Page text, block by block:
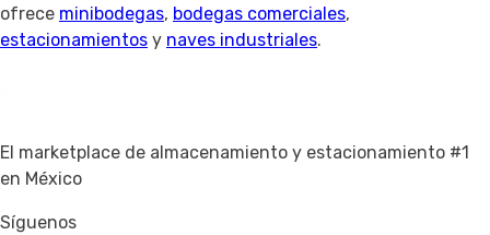
ofrece minibodegas, bodegas comerciales,
estacionamientos y naves industriales.
El marketplace de almacenamiento y estacionamiento #1
en México
Síguenos